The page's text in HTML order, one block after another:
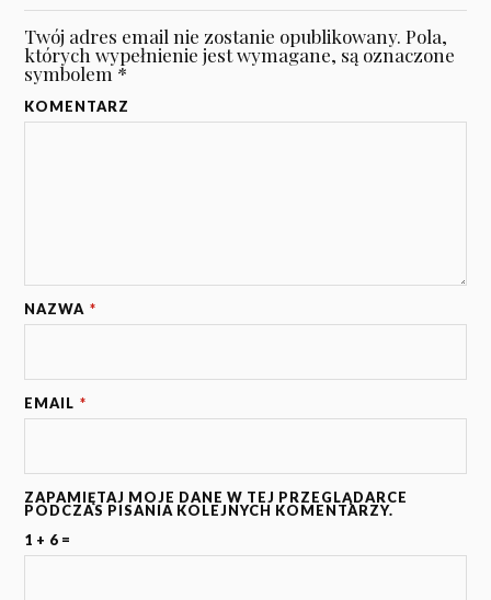
Twój adres email nie zostanie opublikowany. Pola,
których wypełnienie jest wymagane, są oznaczone
symbolem*
KOMENTARZ
NAZWA *
EMAIL *
ZAPAMIĘTAJ MOJE DANE W TEJ PRZEGLĄDARCE
PODCZAS PISANIA KOLEJNYCH KOMENTARZY.
1 + 6 =